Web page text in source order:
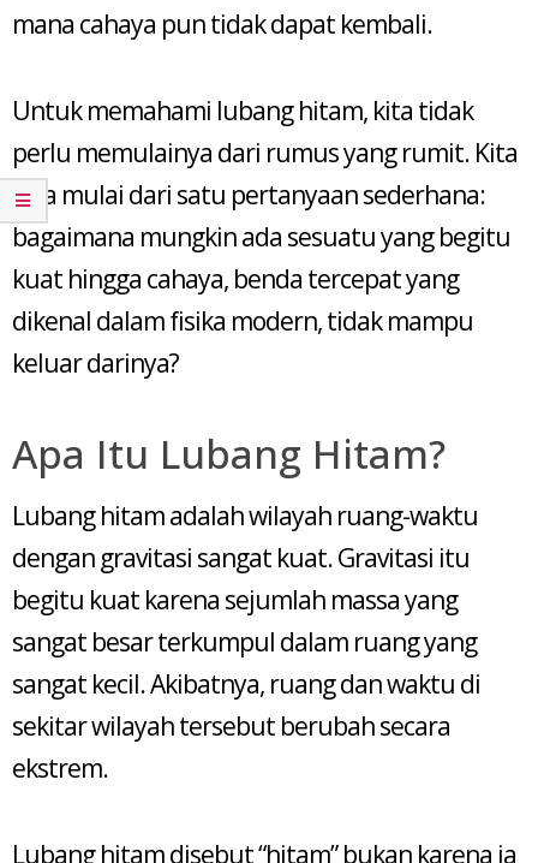
mana cahaya pun tidak dapat kembali.
Untuk memahami lubang hitam, kita tidak
perlu memulainya dari rumus yang rumit. Kita
bisa mulai dari satu pertanyaan sederhana:
bagaimana mungkin ada sesuatu yang begitu
kuat hingga cahaya, benda tercepat yang
dikenal dalam fisika modern, tidak mampu
keluar darinya?
Apa Itu Lubang Hitam?
Lubang hitam adalah wilayah ruang-waktu
dengan gravitasi sangat kuat. Gravitasi itu
begitu kuat karena sejumlah massa yang
sangat besar terkumpul dalam ruang yang
sangat kecil. Akibatnya, ruang dan waktu di
sekitar wilayah tersebut berubah secara
ekstrem.
Lubang hitam disebut “hitam” bukan karena ia